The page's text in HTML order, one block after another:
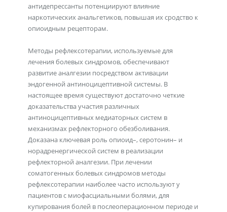
антидепрессанты потенциируют влияние
наркотических анальгетиков, повышая их сродство к
опиоидным рецепторам.
Методы рефлексотерапии, используемые для
лечения болевых синдромов, обеспечивают
развитие аналгезии посредством активации
эндогенной антиноцицептивной системы. В
настоящее время существуют достаточно четкие
доказательства участия различных
антиноцицептивных медиаторных систем в
механизмах рефлекторного обезболивания.
Доказана ключевая роль опиоид–, серотонин– и
норадренергической систем в реализации
рефлекторной аналгезии. При лечении
соматогенных болевых синдромов методы
рефлексотерапии наиболее часто используют у
пациентов с миофасциальными болями, для
купирования болей в послеоперационном периоде и